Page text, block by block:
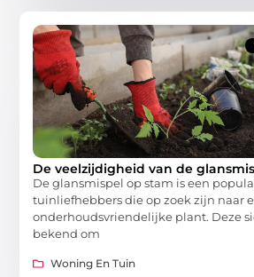
De veelzijdigheid van de
De glansmispel op stam is een
tuinliefhebbers die op zoek zijn naar
onderhoudsvriendelijke plant. Deze
bekend om
Woning En Tuin